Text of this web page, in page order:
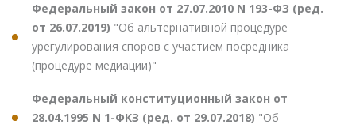
Федеральный закон от 27.07.2010 N 193-ФЗ (ред.
от 26.07.2019) "Об альтернативной процедуре
урегулирования споров с участием посредника
(процедуре медиации)"
Федеральный конституционный закон от
28.04.1995 N 1-ФКЗ (ред. от 29.07.2018) "Об